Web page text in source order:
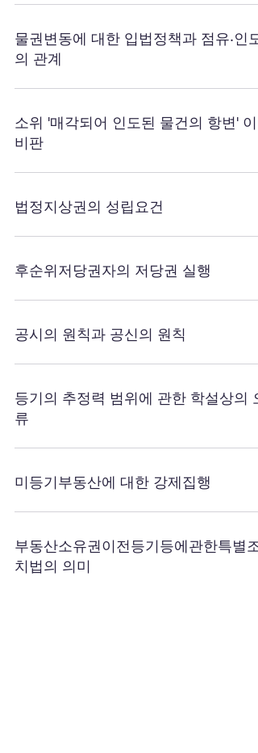
물권변동에 대한 입법정책과 점유·인도
의 관계
소위 '매각되어 인도된 물건의 항변' 이
비판
법정지상권의 성립요건
후순위저당권자의 저당권 실행
공시의 원칙과 공신의 원칙
등기의 추정력 범위에 관한 학설상의 오
류
미등기부동산에 대한 강제집행
부동산소유권이전등기등에관한특별조
치법의 의미